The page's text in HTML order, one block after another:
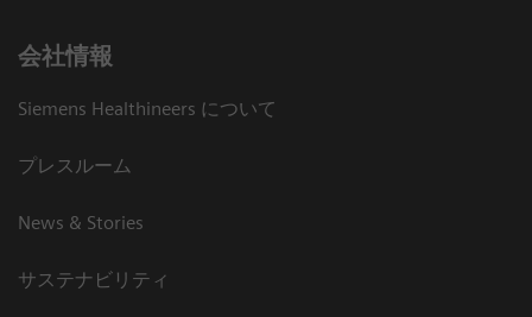
会社情報
Siemens Healthineers について
プレスルーム
News & Stories
サステナビリティ